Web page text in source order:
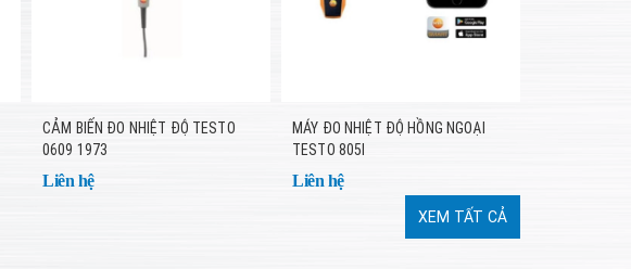
CẢM BIẾN ĐO NHIỆT ĐỘ TESTO
0609 1973
Liên hệ
MÁY ĐO NHIỆT ĐỘ HỒNG NGOẠI
TESTO 805I
Liên hệ
XEM TẤT CẢ